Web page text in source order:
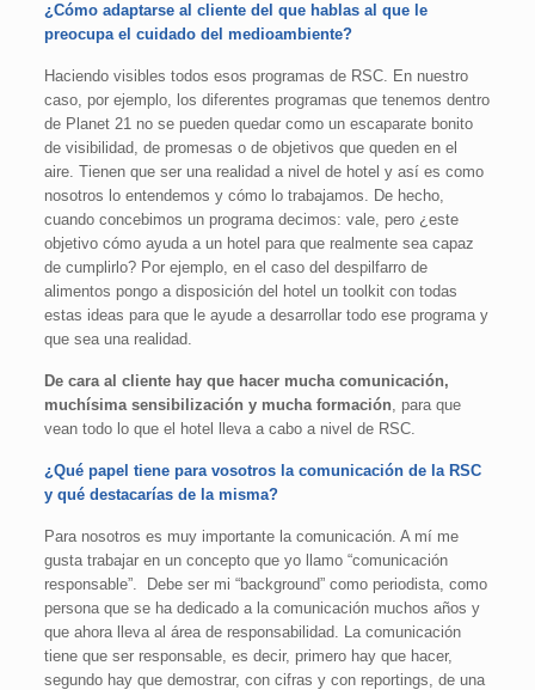
¿Cómo adaptarse al cliente del que hablas al que le
preocupa el cuidado del medioambiente?
Haciendo visibles todos esos programas de RSC. En nuestro
caso, por ejemplo, los diferentes programas que tenemos dentro
de Planet 21 no se pueden quedar como un escaparate bonito
de visibilidad, de promesas o de objetivos que queden en el
aire. Tienen que ser una realidad a nivel de hotel y así es como
nosotros lo entendemos y cómo lo trabajamos. De hecho,
cuando concebimos un programa decimos: vale, pero ¿este
objetivo cómo ayuda a un hotel para que realmente sea capaz
de cumplirlo? Por ejemplo, en el caso del despilfarro de
alimentos pongo a disposición del hotel un toolkit con todas
estas ideas para que le ayude a desarrollar todo ese programa y
que sea una realidad.
De cara al cliente hay que hacer mucha comunicación,
muchísima sensibilización y mucha formación, para que
vean todo lo que el hotel lleva a cabo a nivel de RSC.
¿Qué papel tiene para vosotros la comunicación de la RSC
y qué destacarías de la misma?
Para nosotros es muy importante la comunicación. A mí me
gusta trabajar en un concepto que yo llamo “comunicación
responsable”. Debe ser mi “background” como periodista, como
persona que se ha dedicado a la comunicación muchos años y
que ahora lleva al área de responsabilidad. La comunicación
tiene que ser responsable, es decir, primero hay que hacer,
segundo hay que demostrar, con cifras y con reportings, de una